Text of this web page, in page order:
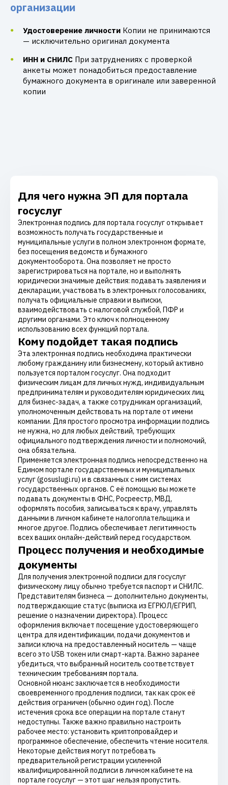
организации
Удостоверение личности Копии не принимаются
— исключительно оригинал документа
ИНН и СНИЛС При затруднениях с проверкой
анкеты может понадобиться предоставление
бумажного документа в оригинале или заверенной
копии
Для чего нужна ЭП для портала
госуслуг
Электронная подпись для портала госуслуг открывает
возможность получать государственные и
муниципальные услуги в полном электронном формате,
без посещения ведомств и бумажного
документооборота. Она позволяет не просто
зарегистрироваться на портале, но и выполнять
юридически значимые действия: подавать заявления и
декларации, участвовать в электронных голосованиях,
получать официальные справки и выписки,
взаимодействовать с налоговой службой, ПФР и
другими органами. Это ключ к полноценному
использованию всех функций портала.
Кому подойдет такая подпись
Эта электронная подпись необходима практически
любому гражданину или бизнесмену, который активно
пользуется порталом госуслуг. Она подходит
физическим лицам для личных нужд, индивидуальным
предпринимателям и руководителям юридических лиц
для бизнес-задач, а также сотрудникам организаций,
уполномоченным действовать на портале от имени
компании. Для простого просмотра информации подпись
не нужна, но для любых действий, требующих
официального подтверждения личности и полномочий,
она обязательна.
Применяется электронная подпись непосредственно на
Едином портале государственных и муниципальных
услуг (gosuslugi.ru) и в связанных с ним системах
государственных органов. С её помощью вы можете
подавать документы в ФНС, Росреестр, МВД,
оформлять пособия, записываться к врачу, управлять
данными в личном кабинете налогоплательщика и
многое другое. Подпись обеспечивает легитимность
всех ваших онлайн-действий перед государством.
Процесс получения и необходимые
документы
Для получения электронной подписи для госуслуг
физическому лицу обычно требуется паспорт и СНИЛС.
Представителям бизнеса — дополнительно документы,
подтверждающие статус (выписка из ЕГРЮЛ/ЕГРИП,
решение о назначении директора). Процесс
оформления включает посещение удостоверяющего
центра для идентификации, подачи документов и
записи ключа на предоставленный носитель — чаще
всего это USB токен или смарт-карта. Важно заранее
убедиться, что выбранный носитель соответствует
техническим требованиям портала.
Основной нюанс заключается в необходимости
своевременного продления подписи, так как срок её
действия ограничен (обычно один год). После
истечения срока все операции на портале станут
недоступны. Также важно правильно настроить
рабочее место: установить криптопровайдер и
программное обеспечение, обеспечить чтение носителя.
Некоторые действия могут потребовать
предварительной регистрации усиленной
квалифицированной подписи в личном кабинете на
портале госуслуг — этот шаг нельзя пропустить.